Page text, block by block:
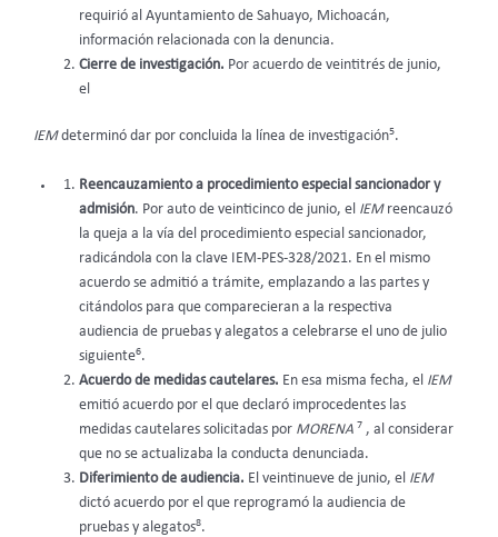
requirió al Ayuntamiento de Sahuayo, Michoacán,
información relacionada con la denuncia.
Cierre de investigación. Por acuerdo de veintitrés de junio,
el
IEMdeterminó dar por concluida la línea de investigación5.
Reencauzamiento a procedimiento especial sancionador y
admisión. Por auto de veinticinco de junio, el IEM reencauzó
la queja a la vía del procedimiento especial sancionador,
radicándola con la clave IEM-PES-328/2021. En el mismo
acuerdo se admitió a trámite, emplazando a las partes y
citándolos para que comparecieran a la respectiva
audiencia de pruebas y alegatos a celebrarse el uno de julio
siguiente6.
Acuerdo de medidas cautelares. En esa misma fecha, el IEM
emitió acuerdo por el que declaró improcedentes las
medidas cautelares solicitadas por MORENA 7 , al considerar
que no se actualizaba la conducta denunciada.
Diferimiento de audiencia. El veintinueve de junio, el IEM
dictó acuerdo por el que reprogramó la audiencia de
pruebas y alegatos8.